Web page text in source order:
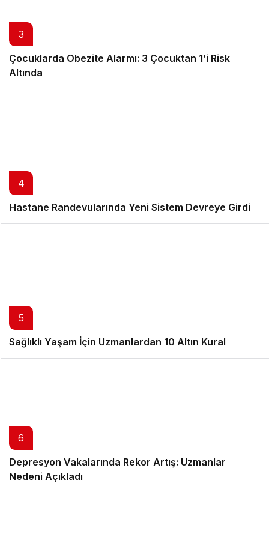
3
Çocuklarda Obezite Alarmı: 3 Çocuktan 1’i Risk
Altında
4
Hastane Randevularında Yeni Sistem Devreye Girdi
5
Sağlıklı Yaşam İçin Uzmanlardan 10 Altın Kural
6
Depresyon Vakalarında Rekor Artış: Uzmanlar
Nedeni Açıkladı